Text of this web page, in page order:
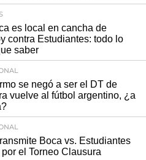
es local en cancha de
contra Estudiantes: todo lo
saber
se negó a ser el DT de
vuelve al fútbol argentino, ¿a
Boca vs. Estudiantes
el Torneo Clausura